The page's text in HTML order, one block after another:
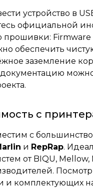
устройство в
официальной
прошивки:
обеспечить
заземление
.
с
с
и RepRap.
от BIQU, Mellow,
и комплектующих